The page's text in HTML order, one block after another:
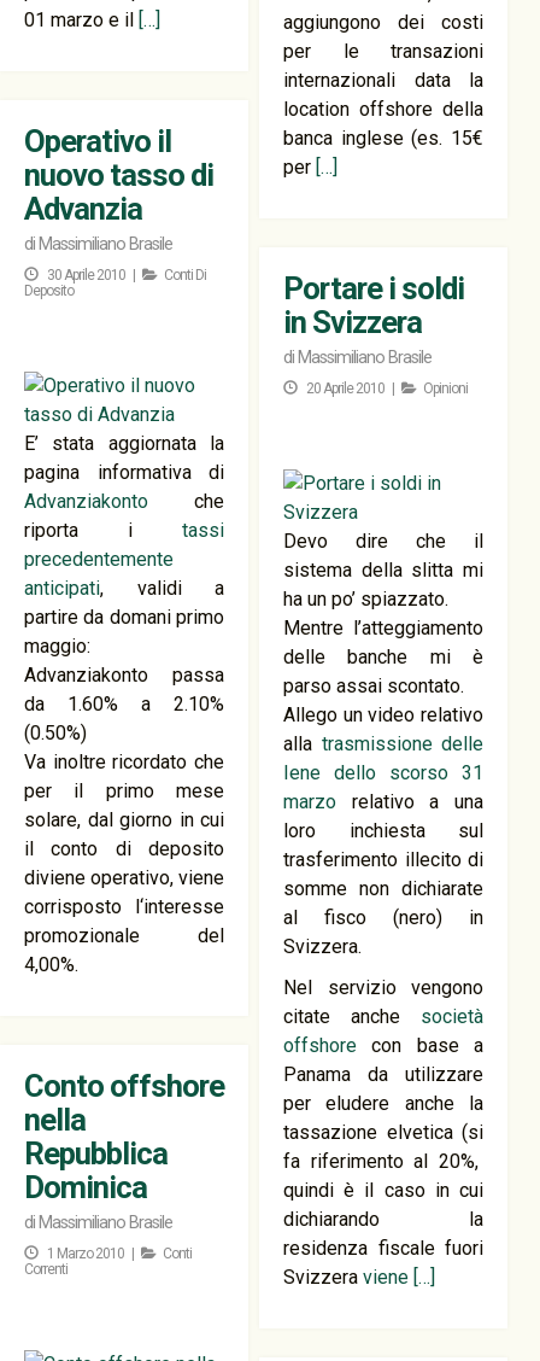
01 marzo e il […]
aggiungono dei costi
per le transazioni
internazionali data la
location offshore della
banca inglese (es. 15€
per […]
Operativo il
nuovo tasso di
Advanzia
di Massimiliano Brasile
30 Aprile 2010 |
Conti Di
Deposito
E’ stata aggiornata la
pagina informativa di
Advanziakonto che
riporta itassi
precedentemente
anticipati, validi a
partire da domani primo
maggio:
Advanziakonto passa
da 1.60% a 2.10%
(0.50%)
Va inoltre ricordato che
per il primo mese
solare, dal giorno in cui
il conto di deposito
diviene operativo, viene
corrisposto l‘interesse
promozionale del
4,00%.
Portare i soldi
in Svizzera
di Massimiliano Brasile
20 Aprile 2010 | Opinioni
Devo dire che il
sistema della slitta mi
ha un po’ spiazzato.
Mentre l’atteggiamento
delle banche mi è
parso assai scontato.
Allego un video relativo
alla trasmissione delle
Iene dello scorso 31
marzo relativo a una
loro inchiesta sul
trasferimento illecito di
somme non dichiarate
al fisco (nero) in
Svizzera.
Nel servizio vengono
citate anche società
offshore con base a
Panama da utilizzare
per eludere anche la
tassazione elvetica (si
fa riferimento al 20%,
quindi è il caso in cui
dichiarando la
residenza fiscale fuori
Svizzera viene […]
Conto offshore
nella
Repubblica
Dominica
di Massimiliano Brasile
1 Marzo 2010 |
Conti
Correnti